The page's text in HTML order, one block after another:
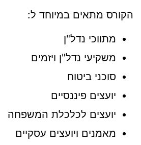
הקורס מתאים במיוחד ל:
מתווכי נדל"ן
משקיעי נדל"ן ויזמים
סוכני ביטוח
יועצים פיננסיים
יועצים לכלכלת המשפחה
מאמנים ויועצים עסקיים